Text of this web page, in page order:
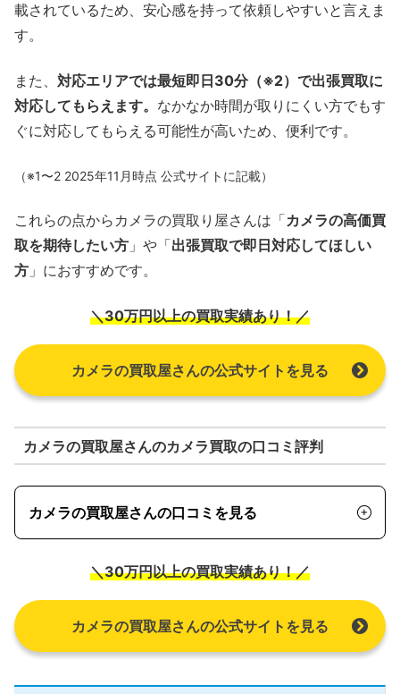
載されているため、安心感を持って依頼しやすいと言えま
す。
また、 対応エリアでは最短即日30分（※2）で出張買取に
対応してもらえます。 なかなか時間が取りにくい方でもす
ぐに対応してもらえる可能性が高いため、便利です。
（※1〜2 2025年11月時点 公式サイトに記載）
これらの点からカメラの買取り屋さんは「カメラの高価買
取を期待したい方 」や「出張買取で即日対応してほしい
方 」におすすめです。
＼30万円以上の買取実績あり！／
カメラの買取屋さんの公式サイトを見る
カメラの買取屋さんのカメラ買取の口コミ評判
カメラの買取屋さんの口コミを見る
＼30万円以上の買取実績あり！／
カメラの買取屋さんの公式サイトを見る